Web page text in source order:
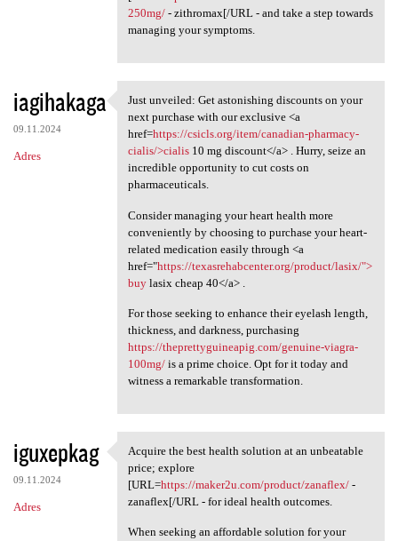
250mg/- zithromax[/URL - and take a step towards
managing your symptoms.
iagihakaga
09.11.2024
Adres
Just unveiled: Get
Just unveiled: Get astonishing discounts on your
next purchase with our exclusive <a
href=https://csicls.org/item/canadian-pharmacy-
cialis/>cialis10 mg discount</a> . Hurry, seize an
incredible opportunity to cut costs on
pharmaceuticals.
Consider managing your heart health more
conveniently by choosing to purchase your heart-
related medication easily through <a
href="https://texasrehabcenter.org/product/lasix/">
buylasix cheap 40</a> .
For those seeking to enhance their eyelash length,
thickness, and darkness, purchasing
https://theprettyguineapig.com/genuine-viagra-
100mg/is a prime choice. Opt for it today and
witness a remarkable transformation.
iguxepkag
09.11.2024
Adres
Acquire the best health
Acquire the best health solution at an unbeatable
price; explore
[URL=https://maker2u.com/product/zanaflex/-
zanaflex[/URL - for ideal health outcomes.
When seeking an affordable solution for your